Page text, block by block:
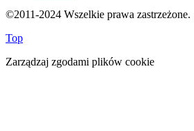
©2011-2024 Wszelkie prawa zastrzeżone.
Top
Zarządzaj zgodami plików cookie